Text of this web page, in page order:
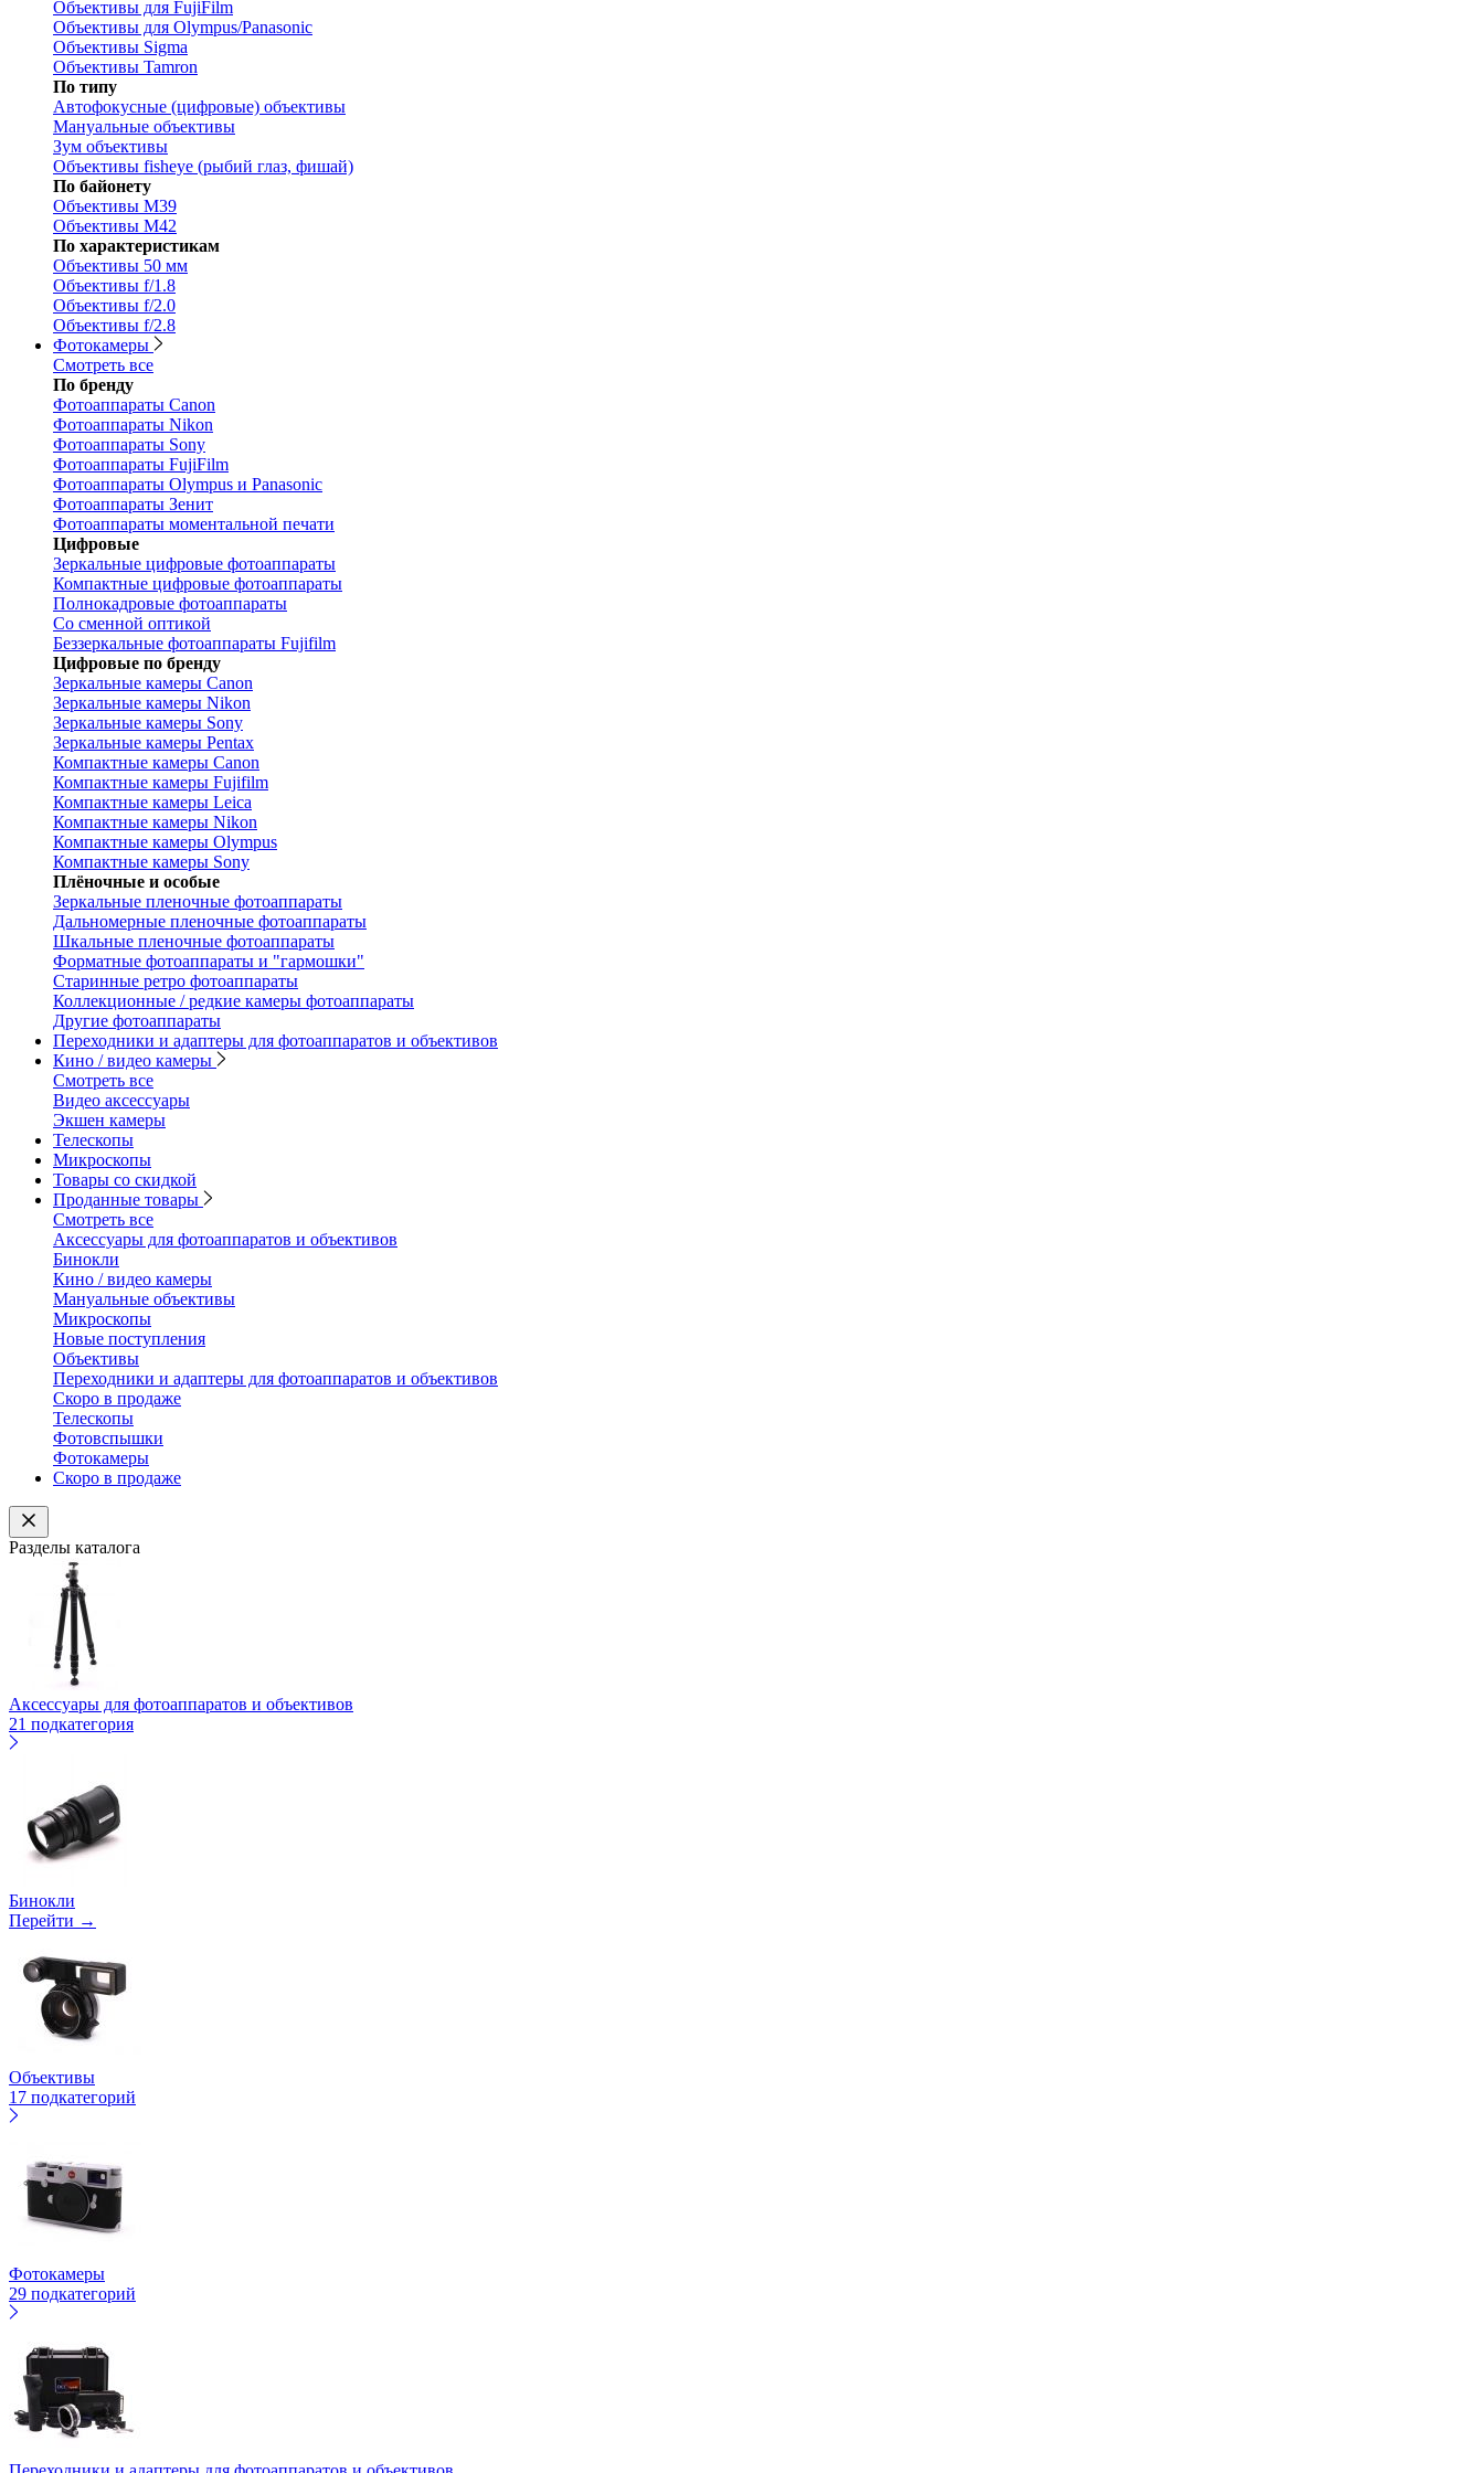
Объективы для FujiFilm
Объективы для Olympus/Panasonic
Объективы Sigma
Объективы Tamron
По типу
Автофокусные (цифровые) объективы
Мануальные объективы
Зум объективы
Объективы fisheye (рыбий глаз, фишай)
По байонету
Объективы M39
Объективы M42
По характеристикам
Объективы 50 мм
Объективы f/1.8
Объективы f/2.0
Объективы f/2.8
Фотокамеры
Смотреть все
По бренду
Фотоаппараты Canon
Фотоаппараты Nikon
Фотоаппараты Sony
Фотоаппараты FujiFilm
Фотоаппараты Olympus и Panasonic
Фотоаппараты Зенит
Фотоаппараты моментальной печати
Цифровые
Зеркальные цифровые фотоаппараты
Компактные цифровые фотоаппараты
Полнокадровые фотоаппараты
Со сменной оптикой
Беззеркальные фотоаппараты Fujifilm
Цифровые по бренду
Зеркальные камеры Canon
Зеркальные камеры Nikon
Зеркальные камеры Sony
Зеркальные камеры Pentax
Компактные камеры Canon
Компактные камеры Fujifilm
Компактные камеры Leica
Компактные камеры Nikon
Компактные камеры Olympus
Компактные камеры Sony
Плёночные и особые
Зеркальные пленочные фотоаппараты
Дальномерные пленочные фотоаппараты
Шкальные пленочные фотоаппараты
Форматные фотоаппараты и "гармошки"
Старинные ретро фотоаппараты
Коллекционные / редкие камеры фотоаппараты
Другие фотоаппараты
Переходники и адаптеры для фотоаппаратов и объективов
Кино / видео камеры
Смотреть все
Видео аксессуары
Экшен камеры
Телескопы
Микроскопы
Товары со скидкой
Проданные товары
Смотреть все
Аксессуары для фотоаппаратов и объективов
Бинокли
Кино / видео камеры
Мануальные объективы
Микроскопы
Новые поступления
Объективы
Переходники и адаптеры для фотоаппаратов и объективов
Скоро в продаже
Телескопы
Фотовспышки
Фотокамеры
Скоро в продаже
Разделы каталога
Аксессуары для фотоаппаратов и объективов
21 подкатегория
Бинокли
Перейти →
Объективы
17 подкатегорий
Фотокамеры
29 подкатегорий